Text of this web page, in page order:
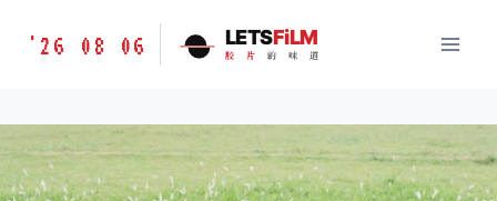
胶
味
道
LETSFILM
'26 08 06 LETSFiLM
胶 片 的 味 道